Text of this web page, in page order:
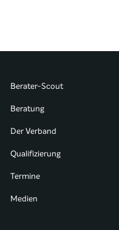
Berater-Scout
Beratung
Der Verband
Qualifizierung
Termine
Medien